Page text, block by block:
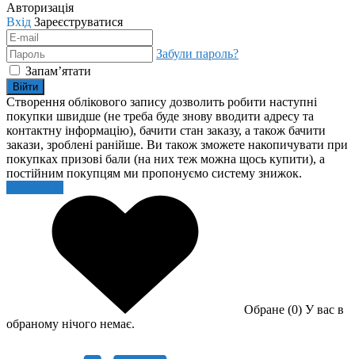
Авторизація
Вхід Зареєструватися
Забули пароль?
Запам’ятати
Війти
Створення облікового запису дозволить робити наступні
покупки швидше (не треба буде знову вводити адресу та
контактну інформацію), бачити стан заказу, а також бачити
закази, зроблені ранійше. Ви також зможете накопичувати при
покупках призові бали (на них теж можна щось купити), а
постійним покупцям ми пропонуємо систему знижок.
Обране (0) У вас в
обраному нічого немає.